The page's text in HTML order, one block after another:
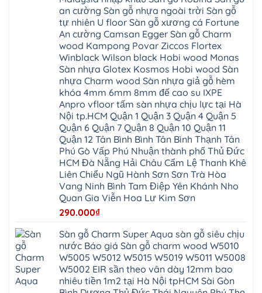
Thuận
Tràng
Đổng
Phòng
Đông
Phúc
Thịnh
Thiên
Quảng
Thanh
Hưng
Quang
Minh
Nam
Nẵng
Xuyên
Thanh
Minh
Hưng
Nghệ
Thiên
Thanh
Hồng
Phúc
Hương
Chương
Long
Hưng
Hưng
Đông
Quảng
Dương
Nghĩa
Lương
Hưng
wilson
4mm
6mm
chống
nước
Xuyên
Phượng
Chuyên
Xuyên
Nẵng
Thanh
Hưng
an cường Sàn gỗ nhựa ngoài trời Sàn gỗ
tự nhiên U floor Sàn gỗ xương cá Fortune
An cường Camsan Egger Sàn gỗ Charm
wood Kampong Povar Ziccos Flortex
Winblack Wilson black Hobi wood Monas
Sàn nhựa Glotex Kosmos Hobi wood Sàn
nhựa Charm wood Sàn nhựa giả gỗ hèm
khóa 4mm 6mm 8mm đế cao su IXPE
Anpro vfloor tấm sàn nhựa chịu lực tại Hà
Nội tp.HCM Quận 1 Quận 3 Quận 4 Quận 5
Quận 6 Quận 7 Quận 8 Quận 10 Quận 11
Quận 12 Tân Bình Bình Tân Bình Thạnh Tân
Phú Gò Vấp Phú Nhuận thành phố Thủ Đức
HCM Đà Nẵng Hải Châu Cẩm Lệ Thanh Khê
Liên Chiểu Ngũ Hành Sơn Sơn Trà Hòa
Vang Ninh Bình Tam Điệp Yên Khánh Nho
Quan Gia Viễn Hoa Lư Kim Sơn
290.000₫
Sàn gỗ Charm Super Aqua sàn gỗ siêu chịu
nước Báo giá Sàn gỗ charm wood W5010
W5005 W5012 W5015 W5019 W5011 W5008
W5002 EIR sần theo vân dày 12mm bao
nhiêu tiền 1m2 tại Hà Nội tpHCM Sài Gòn